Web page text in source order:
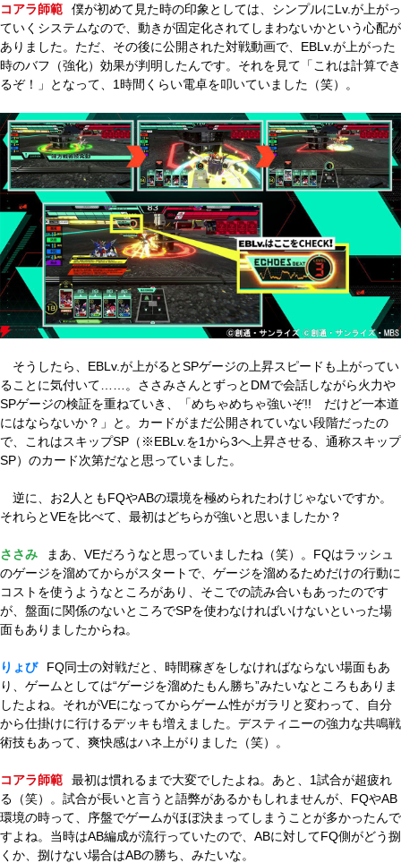
コアラ師範
僕が初めて見た時の印象としては、シンプルにLv.が上がっ
ていくシステムなので、動きが固定化されてしまわないかという心配が
ありました。ただ、その後に公開された対戦動画で、EBLv.が上がった
時のバフ（強化）効果が判明したんです。それを見て「これは計算でき
るぞ！」となって、1時間くらい電卓を叩いていました（笑）。
そうしたら、EBLv.が上がるとSPゲージの上昇スピードも上がってい
ることに気付いて……。ささみさんとずっとDMで会話しながら火力や
SPゲージの検証を重ねていき、「めちゃめちゃ強いぞ!! だけど一本道
にはならないか？」と。カードがまだ公開されていない段階だったの
で、これはスキップSP（※EBLv.を1から3へ上昇させる、通称スキップ
SP）のカード次第だなと思っていました。
逆に、お2人ともFQやABの環境を極められたわけじゃないですか。
それらとVEを比べて、最初はどちらが強いと思いましたか？
ささみ
まあ、VEだろうなと思っていましたね（笑）。FQはラッシュ
のゲージを溜めてからがスタートで、ゲージを溜めるためだけの行動に
コストを使うようなところがあり、そこでの読み合いもあったのです
が、盤面に関係のないところでSPを使わなければいけないといった場
面もありましたからね。
りょび
FQ同士の対戦だと、時間稼ぎをしなければならない場面もあ
り、ゲームとしては“ゲージを溜めたもん勝ち”みたいなところもありま
したよね。それがVEになってからゲーム性がガラリと変わって、自分
から仕掛けに行けるデッキも増えました。デスティニーの強力な共鳴戦
術技もあって、爽快感はハネ上がりました（笑）。
コアラ師範
最初は慣れるまで大変でしたよね。あと、1試合が超疲れ
る（笑）。試合が長いと言うと語弊があるかもしれませんが、FQやAB
環境の時って、序盤でゲームがほぼ決まってしまうことが多かったんで
すよね。当時はAB編成が流行っていたので、ABに対してFQ側がどう捌
くか、捌けない場合はABの勝ち、みたいな。